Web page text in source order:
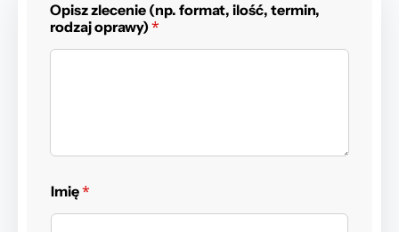
Opisz zlecenie (np. format, ilość, termin,
rodzaj oprawy)*
Imię*